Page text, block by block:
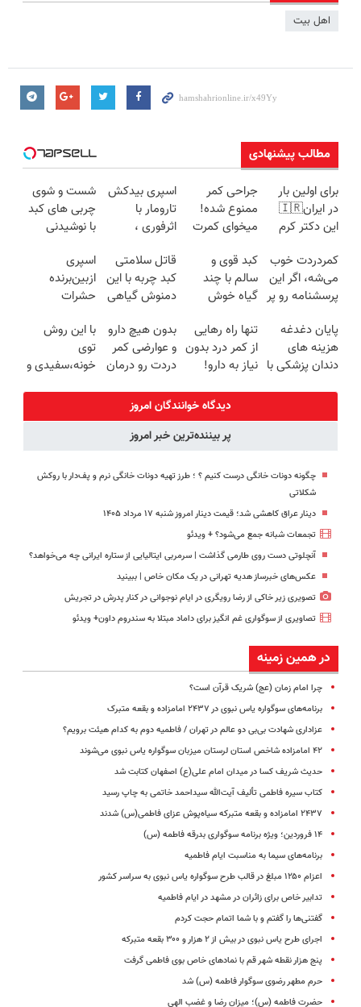
اهل بیت
مطالب پیشنهادی
برای اولین بار
در ایران🇮🇷
این دکتر کرم
روزه ساخت!
جراحی کمر
ممنوع شده!
میخوای کمرت
درمان کنی؟
((پرسش‌نامه))
اسپری بیدکش
تارومار با
اثرفوری ،
در مقابل بید
شست و شوی
چربی های کبد
با نوشیدنی
کمردردت خوب
می‌شه، اگر این
پرسشنامه رو پر
کبد قوی و
سالم با چند
گیاه خوش
قاتل سلامتی
کبد چربه با این
دمنوش گیاهی
اسپری
ازبین‌برنده
حشرات
فرمول
پیشرفته،
مقابله با انواع
پایان دغدغه
هزینه های
دندان پزشکی با
تنها راه رهایی
از کمر درد بدون
نیاز به دارو!
بدون هیچ دارو
و عوارضی کمر
دردت رو درمان
(پرسش‌نامه)
با این روش
توی
خونه،سفیدی و
(40%off)
دیدگاه خوانندگان امروز
پر بیننده‌ترین خبر امروز
چگونه دونات خانگی درست کنیم ؟ ؛ طرز تهیه دونات خانگی نرم و پف‌دار با روکش
شکلاتی
دینار عراق کاهشی شد؛ قیمت دینار امروز شنبه ۱۷ مرداد ۱۴۰۵
تجمعات شبانه جمع می‌شود؟ + ویدئو
آنچلوتی دست روی طارمی گذاشت | سرمربی ایتالیایی از ستاره ایرانی چه می‌خواهد؟
عکس‌های خبرساز هدیه تهرانی در یک مکان خاص | ببینید
تصویری زیر خاکی از رضا رویگری در ایام نوجوانی در کنار پدرش در تجریش
تصاویری از سوگواری غم انگیز برای داماد مبتلا به سندروم داون+ ویدئو
در همین زمینه
چرا امام زمان (عج) شریک قرآن است؟
برنامه‌های سوگواره یاس نبوی در ۲۴۳۷ امامزاده و بقعه متبرک
عزاداری شهادت بی‌بی دو‌ عالم در تهران / فاطمیه دوم به کدام هیئت برویم؟
۴۲ امامزاده شاخص استان لرستان میزبان سوگواره یاس نبوی می‌شوند
حدیث شریف کسا در میدان امام علی(ع) اصفهان کتابت شد
کتاب سیره فاطمی تألیف آیت‌الله سیداحمد خاتمی به چاپ رسید
۲۴۳۷ امامزاده و بقعه متبرکه سیاه‌پوش عزای فاطمی(س) شدند
۱۴ فروردین؛ ویژه برنامه سوگواری بدرقه فاطمه (س)
برنامه‌های سیما به مناسبت ایام فاطمیه
اعزام ۱۲۵۰ مبلغ در قالب طرح سوگواره یاس نبوی به سراسر کشور
تدابیر خاص برای زائران در مشهد در ایام فاطمیه
گفتنی‌ها را گفتم و با شما اتمام حجت کردم
اجرای طرح یاس نبوی در بیش از ۲ هزار و ۳۰۰ بقعه متبرکه
پنج هزار نقطه شهر قم با نمادهای خاص بوی فاطمی گرفت
حرم مطهر رضوی سوگوار فاطمه (س) شد
حضرت فاطمه (س)؛ میزان رضا و غضب الهی